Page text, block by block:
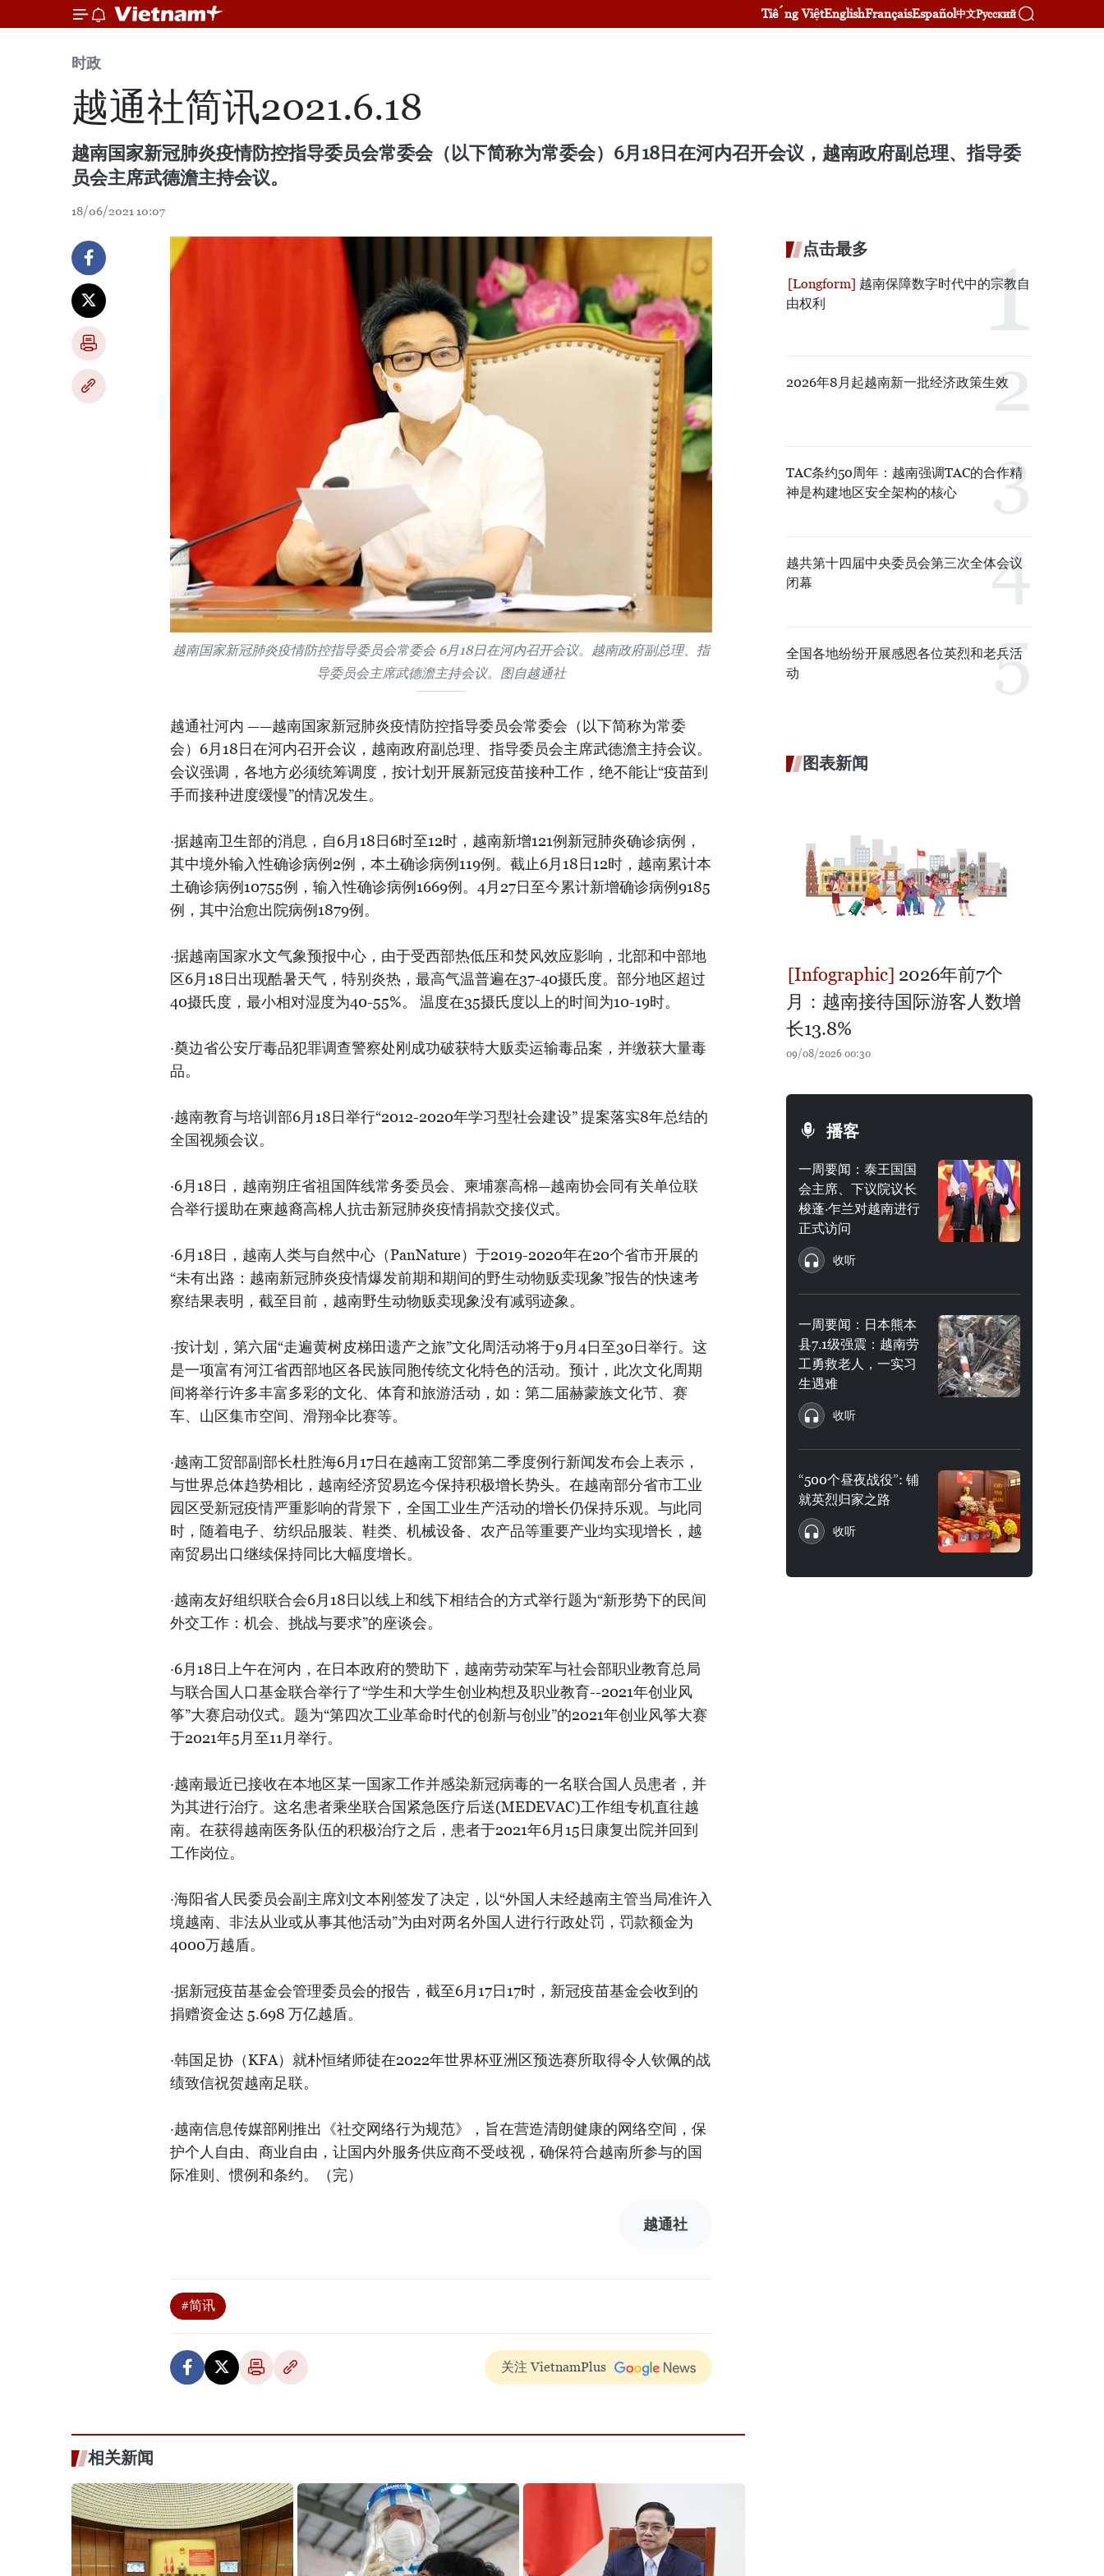
Tiếng ViệtEnglishFrançaisEspañol中文Русский
时政
越通社简讯2021.6.18
越南国家新冠肺炎疫情防控指导委员会常委会（以下简称为常委会）6月18日在河内召开会议，越南政府副总理、指导委
员会主席武德澹主持会议。
18/06/2021 10:07
越南国家新冠肺炎疫情防控指导委员会常委会 6月18日在河内召开会议。越南政府副总理、指
导委员会主席武德澹主持会议。图自越通社
越通社河内 ——越南国家新冠肺炎疫情防控指导委员会常委会（以下简称为常委
会）6月18日在河内召开会议，越南政府副总理、指导委员会主席武德澹主持会议。
会议强调，各地方必须统筹调度，按计划开展新冠疫苗接种工作，绝不能让“疫苗到
手而接种进度缓慢”的情况发生。
·据越南卫生部的消息，自6月18日6时至12时，越南新增121例新冠肺炎确诊病例，
其中境外输入性确诊病例2例，本土确诊病例119例。截止6月18日12时，越南累计本
土确诊病例10755例，输入性确诊病例1669例。4月27日至今累计新增确诊病例9185
例，其中治愈出院病例1879例。
·据越南国家水文气象预报中心，由于受西部热低压和焚风效应影响，北部和中部地
区6月18日出现酷暑天气，特别炎热，最高气温普遍在37-40摄氏度。部分地区超过
40摄氏度，最小相对湿度为40-55%。 温度在35摄氏度以上的时间为10-19时。
·奠边省公安厅毒品犯罪调查警察处刚成功破获特大贩卖运输毒品案，并缴获大量毒
品。
·越南教育与培训部6月18日举行“2012-2020年学习型社会建设” 提案落实8年总结的
全国视频会议。
·6月18日，越南朔庄省祖国阵线常务委员会、柬埔寨高棉—越南协会同有关单位联
合举行援助在柬越裔高棉人抗击新冠肺炎疫情捐款交接仪式。
·6月18日，越南人类与自然中心（PanNature）于2019-2020年在20个省市开展的
“未有出路：越南新冠肺炎疫情爆发前期和期间的野生动物贩卖现象”报告的快速考
察结果表明，截至目前，越南野生动物贩卖现象没有减弱迹象。
·按计划，第六届“走遍黄树皮梯田遗产之旅”文化周活动将于9月4日至30日举行。这
是一项富有河江省西部地区各民族同胞传统文化特色的活动。预计，此次文化周期
间将举行许多丰富多彩的文化、体育和旅游活动，如：第二届赫蒙族文化节、赛
车、山区集市空间、滑翔伞比赛等。
·越南工贸部副部长杜胜海6月17日在越南工贸部第二季度例行新闻发布会上表示，
与世界总体趋势相比，越南经济贸易迄今保持积极增长势头。在越南部分省市工业
园区受新冠疫情严重影响的背景下，全国工业生产活动的增长仍保持乐观。与此同
时，随着电子、纺织品服装、鞋类、机械设备、农产品等重要产业均实现增长，越
南贸易出口继续保持同比大幅度增长。
·越南友好组织联合会6月18日以线上和线下相结合的方式举行题为“新形势下的民间
外交工作：机会、挑战与要求”的座谈会。
·6月18日上午在河内，在日本政府的赞助下，越南劳动荣军与社会部职业教育总局
与联合国人口基金联合举行了“学生和大学生创业构想及职业教育--2021年创业风
筝”大赛启动仪式。题为“第四次工业革命时代的创新与创业”的2021年创业风筝大赛
于2021年5月至11月举行。
·越南最近已接收在本地区某一国家工作并感染新冠病毒的一名联合国人员患者，并
为其进行治疗。这名患者乘坐联合国紧急医疗后送(MEDEVAC)工作组专机直往越
南。在获得越南医务队伍的积极治疗之后，患者于2021年6月15日康复出院并回到
工作岗位。
·海阳省人民委员会副主席刘文本刚签发了决定，以“外国人未经越南主管当局准许入
境越南、非法从业或从事其他活动”为由对两名外国人进行行政处罚，罚款额金为
4000万越盾。
·据新冠疫苗基金会管理委员会的报告，截至6月17日17时，新冠疫苗基金会收到的
捐赠资金达 5.698 万亿越盾。
·韩国足协（KFA）就朴恒绪师徒在2022年世界杯亚洲区预选赛所取得令人钦佩的战
绩致信祝贺越南足联。
·越南信息传媒部刚推出《社交网络行为规范》，旨在营造清朗健康的网络空间，保
护个人自由、商业自由，让国内外服务供应商不受歧视，确保符合越南所参与的国
际准则、惯例和条约。（完）
越通社
#简讯
关注 VietnamPlus
相关新闻
点击最多
越南保障数字时代中的宗教自
由权利
2026年8月起越南新一批经济政策生效
TAC条约50周年：越南强调TAC的合作精
神是构建地区安全架构的核心
越共第十四届中央委员会第三次全体会议
闭幕
全国各地纷纷开展感恩各位英烈和老兵活
动
图表新闻
2026年前7个
月：越南接待国际游客人数增
长13.8%
09/08/2026 00:30
播客
一周要闻：泰王国国
会主席、下议院议长
梭蓬·乍兰对越南进行
正式访问
收听
一周要闻：日本熊本
县7.1级强震：越南劳
工勇救老人，一实习
生遇难
收听
“500个昼夜战役”: 铺
就英烈归家之路
收听